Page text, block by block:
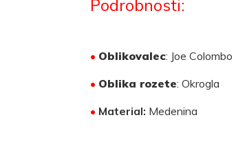
Podrobnosti:
• Oblikovalec: Joe Colombo
• Oblika rozete: Okrogla
• Material: Medenina